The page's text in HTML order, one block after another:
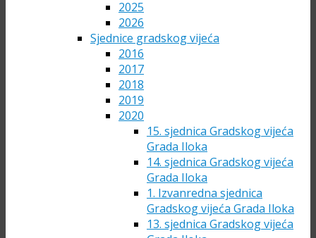
2025
2026
Sjednice gradskog vijeća
2016
2017
2018
2019
2020
15. sjednica Gradskog vijeća
Grada Iloka
14. sjednica Gradskog vijeća
Grada Iloka
1. Izvanredna sjednica
Gradskog vijeća Grada Iloka
13. sjednica Gradskog vijeća